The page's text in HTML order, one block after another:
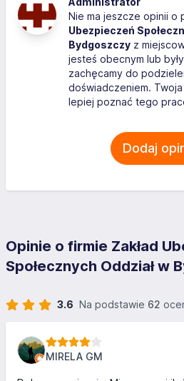
Nie ma jeszcze opinii o
Ubezpieczeń
Bydgoszczy z
jesteś obecnym lub
zachęcamy do
doświadczeniem.
lepiej poznać tego
Dodaj
Opinie o firmie Zakład
Społecznych Oddział w
3.6 Na podstawie 62
MIRELA GM